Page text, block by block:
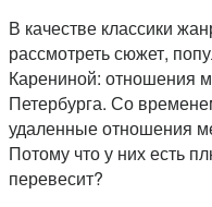
В качестве классики
рассмотреть сюжет,
Карениной: отношения
Петербурга. Со
удаленные отношения
Потому что у них есть
перевесит?